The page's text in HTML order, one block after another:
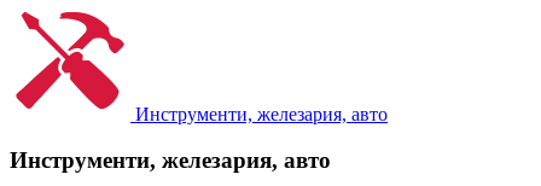
Инструменти, железария, авто
Инструменти, железария, авто